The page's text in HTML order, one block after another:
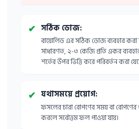
✔ সঠিক ডোজ:
বায়োলিড এর সঠিক ডোজ ব্যবহার করা
সাধারণত, ২-৩ কেজি প্রতি একর
শর্তের উপর ভিত্তি করে পরিবর্তন করা
✔ যথাসময়ে প্রয়োগ:
ফসলের চারা রোপণের সময় বা রোপণের
করলে সর্বোত্তম ফল পাওয়া যায়।